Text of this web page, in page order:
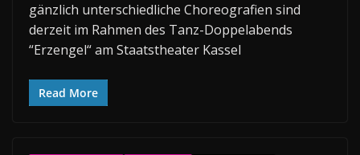
gänzlich unterschiedliche Choreografien sind
derzeit im Rahmen des Tanz-Doppelabends
“Erzengel“ am Staatstheater Kassel
Read More